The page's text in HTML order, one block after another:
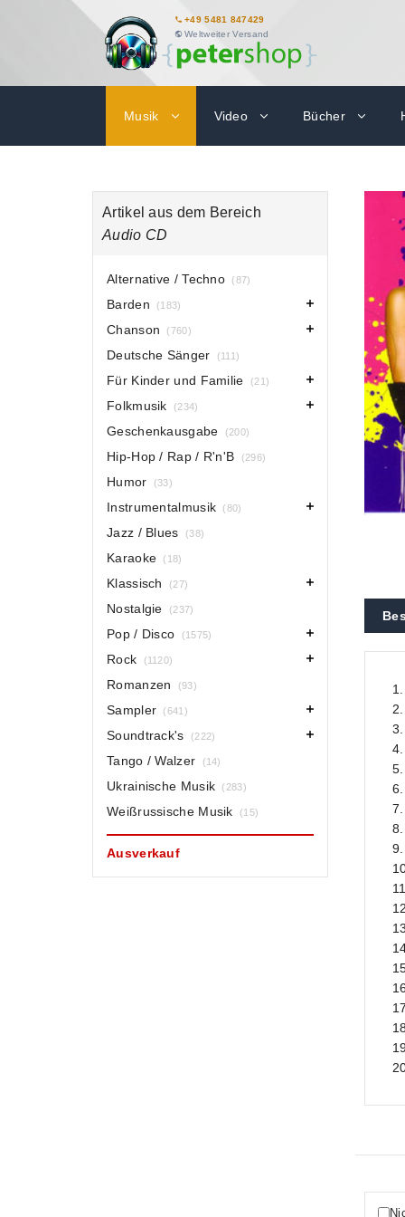
+49 5481 847429
Weltweiter Versand
Musik Video Bücher
Artikel aus dem Bereich
Audio CD
Alternative / Techno (87)
Barden (183)
Chanson (760)
Deutsche Sänger (111)
Für Kinder und Familie (21)
Folkmusik (234)
Geschenkausgabe (200)
Hip-Hop / Rap / R'n'B (296)
Humor (33)
Instrumentalmusik (80)
Jazz / Blues (38)
Karaoke (18)
Klassisch (27)
Nostalgie (237)
Pop / Disco (1575)
Rock (1120)
Romanzen (93)
Sampler (641)
Soundtrack's (222)
Tango / Walzer (14)
Ukrainische Musik (283)
Weißrussische Musik (15)
Ausverkauf